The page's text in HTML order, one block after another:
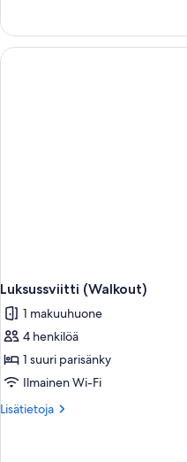
Luksussviitti (Walkout)
1 makuuhuone
4 henkilöä
1 suuri parisänky
Ilmainen Wi-Fi
Lisätietoja
Lisätietoja